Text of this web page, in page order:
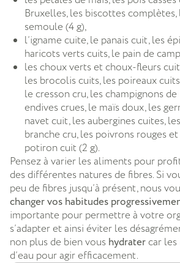
Bruxelles, les biscottes
semoule (4 g),
l’igname cuite, le panais cuit, les
haricots verts cuits, le pain de
les choux verts et choux-fleurs
les brocolis cuits, les poireaux
le cresson cru, les champignons de
endives crues, le maïs doux, les
navet cuit, les aubergines cuites,
branche cru, les poivrons rouges
potiron cuit (2 g).
Pensez à varier les aliments pour
des différentes natures de fibres. Si
peu de fibres jusqu’à présent, nous
changer vos habitudes
importante pour permettre à votre
s’adapter et ainsi éviter les
non plus de bien vous hydrater car
d’eau pour agir efficacement.